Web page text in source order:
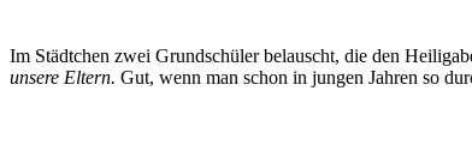
Im Städtchen zwei Grundschüler belauscht, die den
unsere Eltern. Gut, wenn man schon in jungen Jahren so